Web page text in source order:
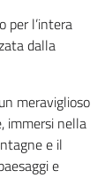
per l’intera
dalla
meraviglioso
immersi nella
e il
e